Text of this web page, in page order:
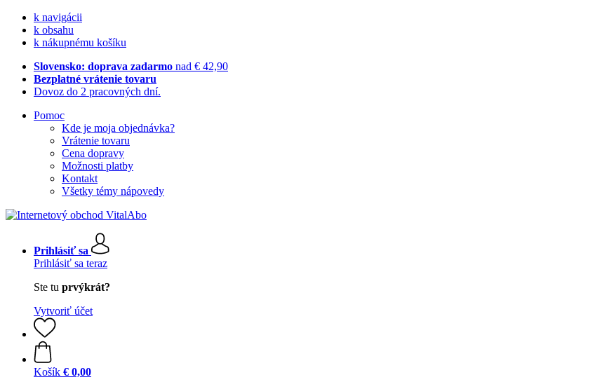
k navigácii
k obsahu
k nákupnému košíku
Slovensko: doprava zadarmo nad € 42,90
Bezplatné vrátenie tovaru
Dovoz do 2 pracovných dní.
Pomoc
Kde je moja objednávka?
Vrátenie tovaru
Cena dopravy
Možnosti platby
Kontakt
Všetky témy nápovedy
Prihlásiť sa
Prihlásiť sa teraz
Ste tu prvýkrát?
Vytvoriť účet
Košík € 0,00